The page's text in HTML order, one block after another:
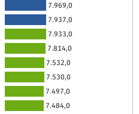
7.969,0
7.937,0
7.933,0
7.814,0
7.532,0
7.530,0
7.497,0
7.484,0